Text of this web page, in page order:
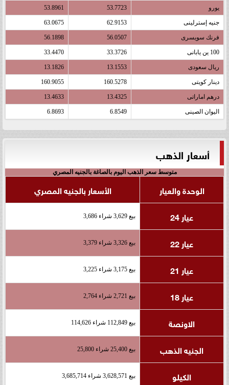
يورو 53.7723
53.8961
جنيه إسترلينى 62.9153
63.0675
فرنك سويسرى 56.0507
56.1898
100 ين يابانى 33.3726
33.4470
ريال سعودى 13.1553
13.1826
دينار كويتى 160.5278
160.9055
درهم اماراتى 13.4325
13.4633
اليوان الصينى 6.8549
6.8693
أسعار الذهب
متوسط سعر الذهب اليوم بالصاغة بالجنيه المصري
الوحدة والعيار
الأسعار بالجنيه المصري
عيار 24
بيع 3,629 شراء 3,686
عيار 22 بيع 3,326 شراء 3,379
عيار 21 بيع 3,175 شراء 3,225
عيار 18 بيع 2,721 شراء 2,764
الاونصة بيع 112,849 شراء 114,626
الجنيه الذهب بيع 25,400 شراء 25,800
الكيلو بيع 3,628,571 شراء 3,685,714